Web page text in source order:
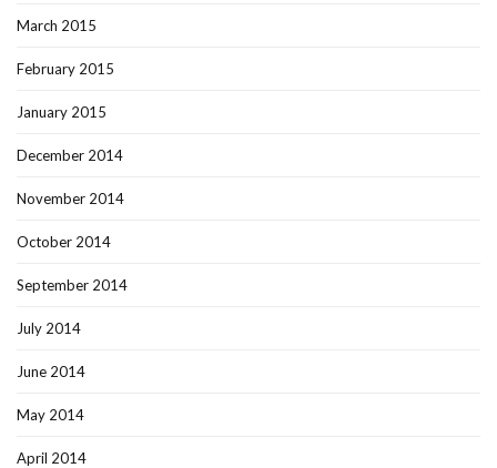
March 2015
February 2015
January 2015
December 2014
November 2014
October 2014
September 2014
July 2014
June 2014
May 2014
April 2014